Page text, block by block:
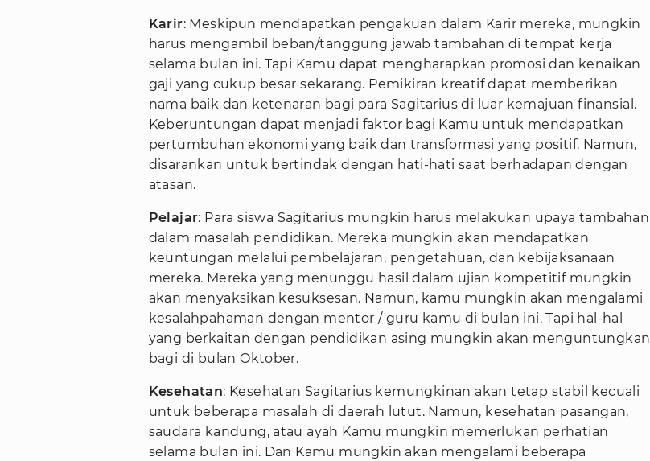
Karir: Meskipun mendapatkan pengakuan dalam Karir mereka, mungkin
harus mengambil beban/tanggung jawab tambahan di tempat kerja
selama bulan ini. Tapi Kamu dapat mengharapkan promosi dan kenaikan
gaji yang cukup besar sekarang. Pemikiran kreatif dapat memberikan
nama baik dan ketenaran bagi para Sagitarius di luar kemajuan finansial.
Keberuntungan dapat menjadi faktor bagi Kamu untuk mendapatkan
pertumbuhan ekonomi yang baik dan transformasi yang positif. Namun,
disarankan untuk bertindak dengan hati-hati saat berhadapan dengan
atasan.
Pelajar: Para siswa Sagitarius mungkin harus melakukan upaya tambahan
dalam masalah pendidikan. Mereka mungkin akan mendapatkan
keuntungan melalui pembelajaran, pengetahuan, dan kebijaksanaan
mereka. Mereka yang menunggu hasil dalam ujian kompetitif mungkin
akan menyaksikan kesuksesan. Namun, kamu mungkin akan mengalami
kesalahpahaman dengan mentor / guru kamu di bulan ini. Tapi hal-hal
yang berkaitan dengan pendidikan asing mungkin akan menguntungkan
bagi di bulan Oktober.
Kesehatan: Kesehatan Sagitarius kemungkinan akan tetap stabil kecuali
untuk beberapa masalah di daerah lutut. Namun, kesehatan pasangan,
saudara kandung, atau ayah Kamu mungkin memerlukan perhatian
selama bulan ini. Dan Kamu mungkin akan mengalami beberapa